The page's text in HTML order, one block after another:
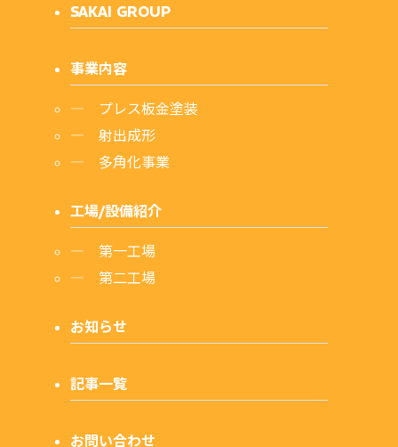
SAKAI GROUP
事業内容
プレス板金塗装
射出成形
多角化事業
工場/設備紹介
第一工場
第二工場
お知らせ
記事一覧
お問い合わせ